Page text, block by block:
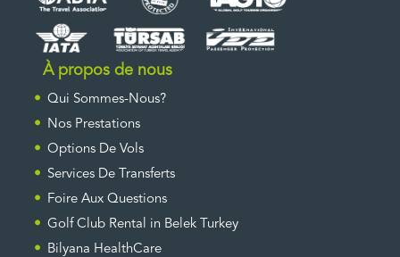
À propos de nous
Qui Sommes-Nous?
Nos Prestations
Options De Vols
Services De Transferts
Foire Aux Questions
Golf Club Rental in Belek Turkey
Bilyana HealthCare